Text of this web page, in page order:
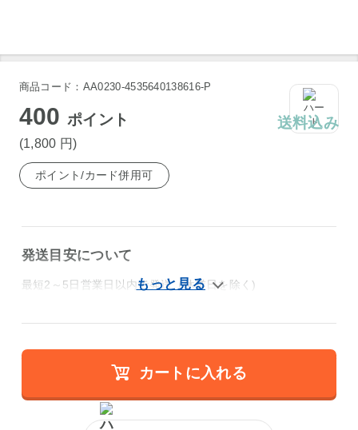
商品コード：AA0230-4535640138616-P
400ポイント
(1,800 円)
送料込み
ポイント/カード併用可
発送目安について
最短2～5日営業日以内で発送（休業日を除く)
カートに入れる